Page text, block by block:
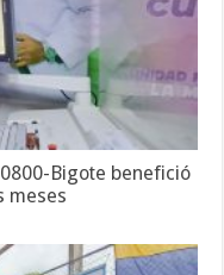
Bigote benefició
meses